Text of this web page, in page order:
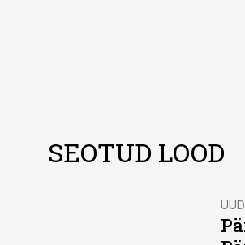
SEOTUD LOOD